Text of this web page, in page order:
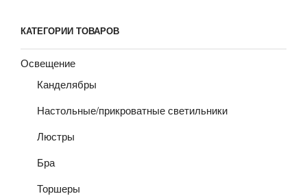
КАТЕГОРИИ ТОВАРОВ
Освещение
Канделябры
Настольные/прикроватные светильники
Люстры
Бра
Торшеры